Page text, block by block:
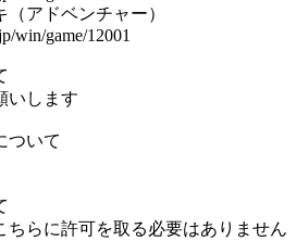
（アドベンチャー）
game/12001
いします
ついて
らに許可を取る必要はありません